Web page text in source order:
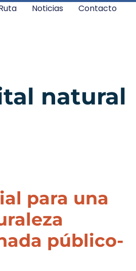
Noticias Contacto
natural
para una
público-